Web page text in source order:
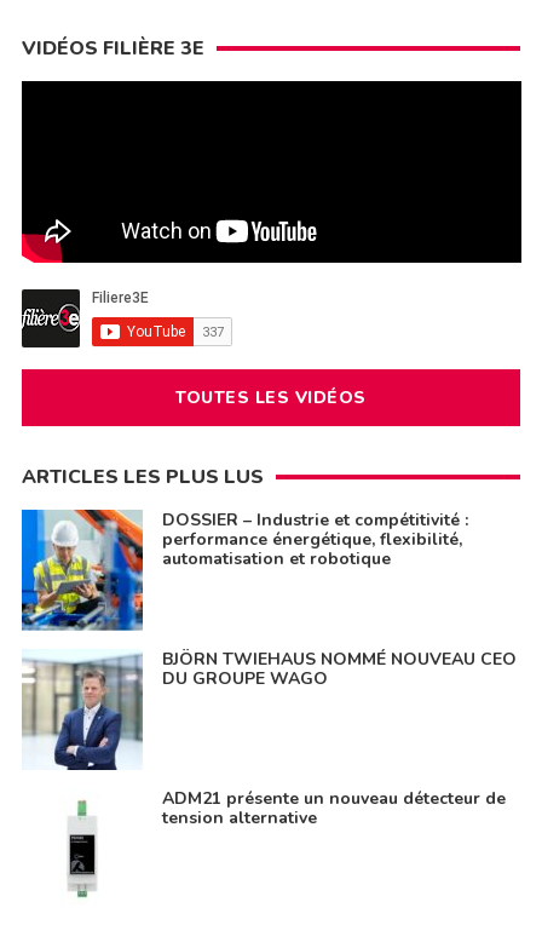
VIDÉOS FILIÈRE 3E
TOUTES LES VIDÉOS
ARTICLES LES PLUS LUS
DOSSIER – Industrie et compétitivité :
performance énergétique, flexibilité,
automatisation et robotique
BJÖRN TWIEHAUS NOMMÉ NOUVEAU CEO
DU GROUPE WAGO
ADM21 présente un nouveau détecteur de
tension alternative